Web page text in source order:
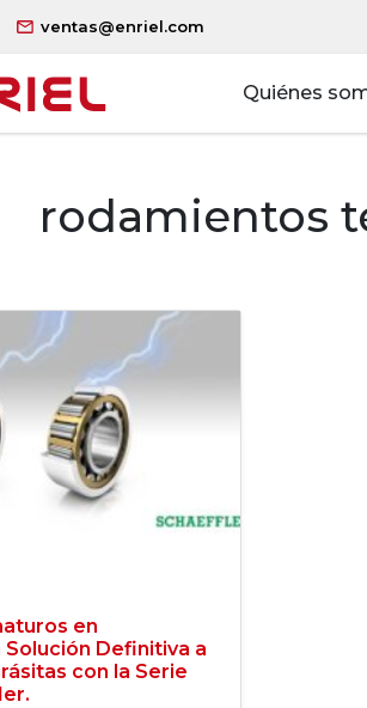
ventas@enriel.com
Quiénes
rodamientos
en
Solución Definitiva a
con la Serie